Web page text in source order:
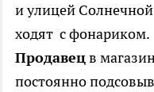
и улицей
ходят с фонариком.
Продавецв
постоянно